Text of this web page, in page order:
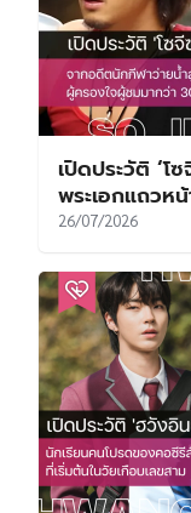
เปิดประวัติ ‘โ
พระเอกแถวห
26/07/2026